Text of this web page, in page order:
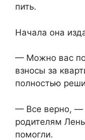
пить.
Начала она
— Можно вас
взносы за
полностью
— Все верно, —
родителям
помогли.